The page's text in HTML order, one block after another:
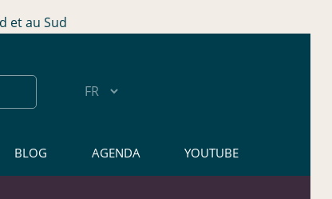
et au Sud
BLOG AGENDA YOUTUBE